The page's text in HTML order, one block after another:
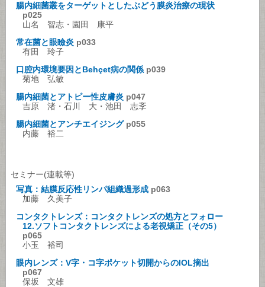
腸内細菌叢をターゲットとしたぶどう膜炎治療の現状
p025
山名 智志・園田 康平
常在菌と眼瞼炎 p033
有田 玲子
口腔内環境要因とBehçet病の関係 p039
菊地 弘敏
腸内細菌とアトピー性皮膚炎 p047
吉原 渚・石川 大・池田 志斈
腸内細菌とアンチエイジング p055
内藤 裕二
セミナー(連載等)
写真：結膜反応性リンパ組織過形成 p063
加藤 久美子
コンタクトレンズ：コンタクトレンズの処方とフォロー
12.ソフトコンタクトレンズによる老視矯正（その5）
p065
小玉 裕司
眼内レンズ：V字・コ字ポケット切開からのIOL摘出
p067
保坂 文雄